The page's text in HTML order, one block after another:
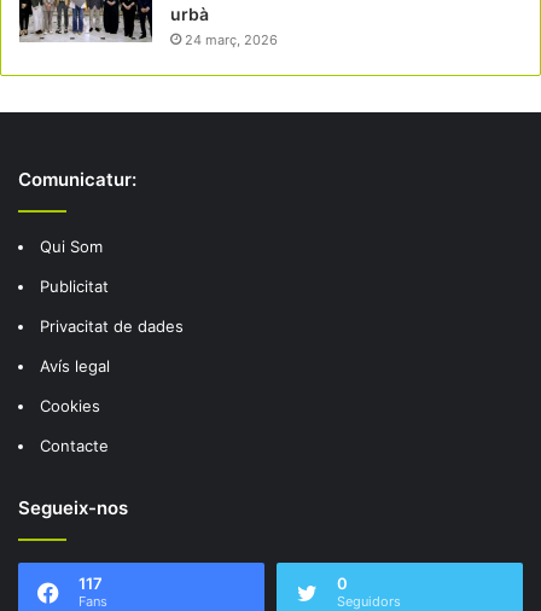
urbà
24 març, 2026
Comunicatur:
Qui Som
Publicitat
Privacitat de dades
Avís legal
Cookies
Contacte
Segueix-nos
117
Fans
0
Seguidors